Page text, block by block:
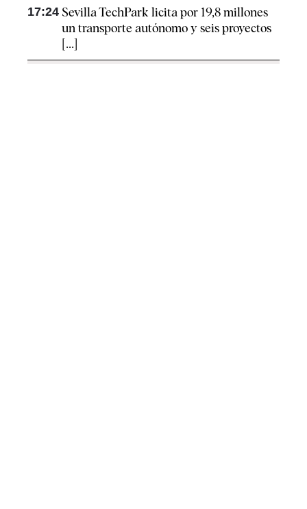
17:24 Sevilla TechPark licita por 19,8 millones
un transporte autónomo y seis proyectos
[...]